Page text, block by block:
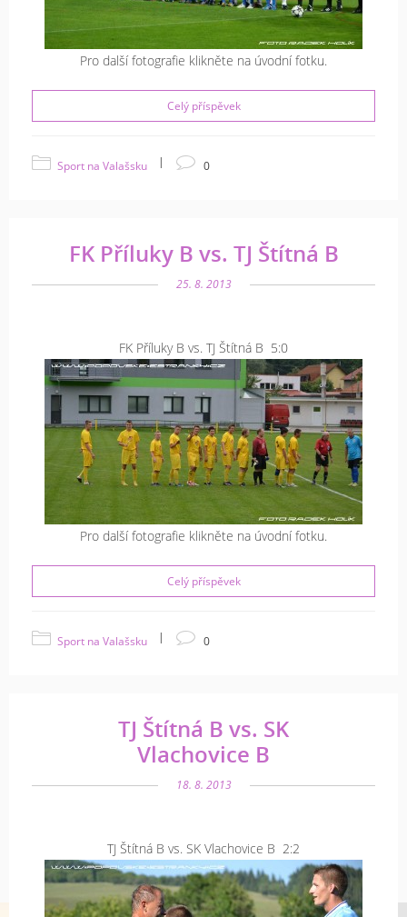
Pro další fotografie klikněte na úvodní fotku.
Celý příspěvek
Sport na Valašsku | 0
FK Příluky B vs. TJ Štítná B
25. 8. 2013
FK Příluky B vs. TJ Štítná B 5:0
Pro další fotografie klikněte na úvodní fotku.
Celý příspěvek
Sport na Valašsku | 0
TJ Štítná B vs. SK
Vlachovice B
18. 8. 2013
TJ Štítná B vs. SK Vlachovice B 2:2